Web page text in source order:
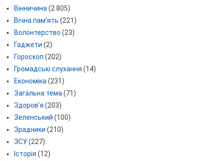
Вінничина (2 805)
Вічна пам'ять (221)
Волонтерство (23)
Гаджети (2)
Гороскоп (202)
Громадські слухання (14)
Економіка (231)
Загальна тема (71)
Здоров'я (203)
Зеленський (100)
Зрадники (210)
ЗСУ(227)
Історія (12)